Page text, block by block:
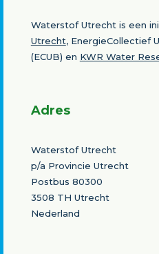
Waterstof Utrecht is een
Utrecht, EnergieCollectief
(ECUB) en KWR Water
Adres
Waterstof Utrecht
p/a Provincie Utrecht
Postbus 80300
3508 TH Utrecht
Nederland